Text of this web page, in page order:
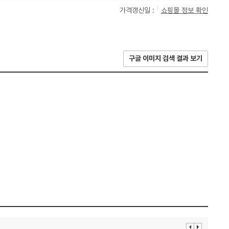
가격갱신일 : 쇼핑몰 정보 확인
구글 이미지 검색 결과 보기